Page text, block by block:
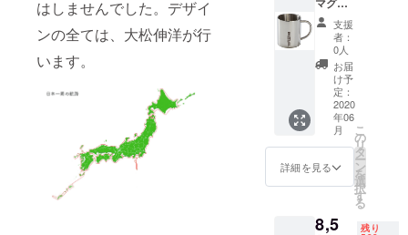
はしませんでした。デザイ
ンの全ては、大松伸洋が行
います。
カッ
プ ロ
ゴ入り
屋内・
屋外で
活躍で
きるス
テンレ
ス製マ
グカッ
プ ステ
ンレス
製マグ
＋旅先
支援
者：
0人
お届
け予
定：
2020
年06
月
詳細を見る
こ
の
リ
タ
ー
ン
を
選
択
す
る
8,5 残り